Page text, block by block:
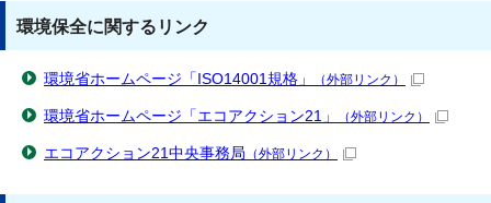
環境保全に関するリンク
環境省ホームページ「ISO14001規格」 （外部リンク）
環境省ホームページ「エコアクション21」 （外部リンク）
エコアクション21中央事務局 （外部リンク）